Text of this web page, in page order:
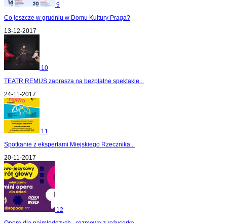
9
Co jeszcze w grudniu w Domu Kultury Praga?
13-12-2017
10
TEATR REMUS zaprasza na bezpłatne spektakle...
24-11-2017
11
Spotkanie z ekspertami Miejskiego Rzecznika...
20-11-2017
12